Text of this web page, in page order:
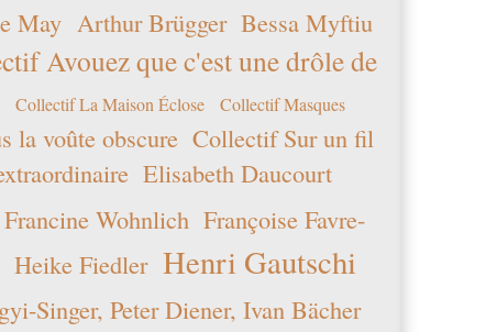
May Arthur Brügger Bessa Myftiu
Avouez que c'est une drôle de
Collectif La Maison Éclose Collectif Masques
la voûte obscure Collectif Sur un fil
Elisabeth Daucourt
Francine Wohnlich Françoise Favre-
Heike Fiedler Henri Gautschi
Singer, Peter Diener, Ivan Bächer